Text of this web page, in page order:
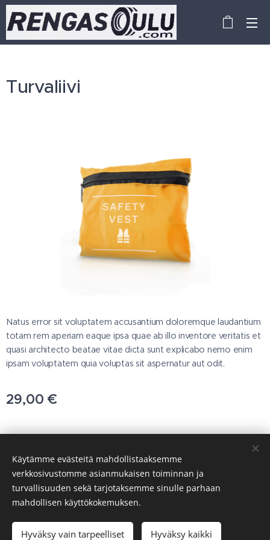
Turvaliivi
Natus error sit voluptatem accusantium doloremque laudantium
totam rem aperiam eaque ipsa quae ab illo inventore veritatis et
quasi architecto beatae vitae dicta sunt explicabo nemo enim
ipsam voluptatem quia voluptas sit aspernatur aut odit.
29,00 €
Lisää ostoskoriin
T.svanberg OY
Evästeet
Käytämme evästeitä mahdollistaaksemme
verkkosivustomme asianmukaisen toiminnan ja
turvallisuuden sekä tarjotaksemme sinulle parhaan
mahdollisen käyttökokemuksen.
Hyväksy vain tarpeelliset Hyväksy kaikki